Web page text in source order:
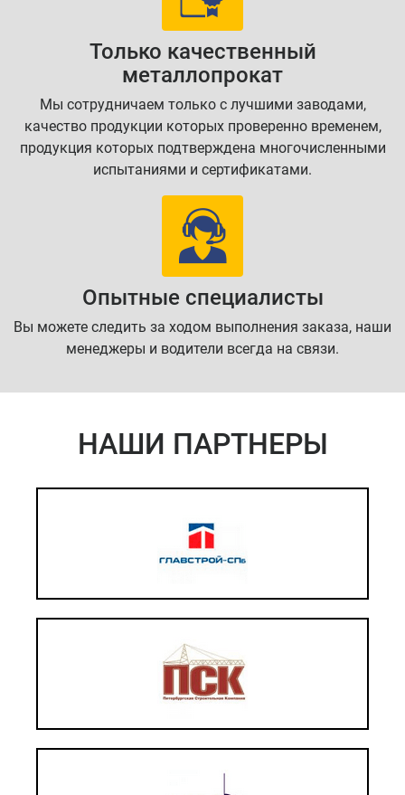
Только качественный
металлопрокат
Мы сотрудничаем только с лучшими заводами,
качество продукции которых проверенно временем,
продукция которых подтверждена многочисленными
испытаниями и сертификатами.
Опытные специалисты
Вы можете следить за ходом выполнения заказа, наши
менеджеры и водители всегда на связи.
НАШИ ПАРТНЕРЫ